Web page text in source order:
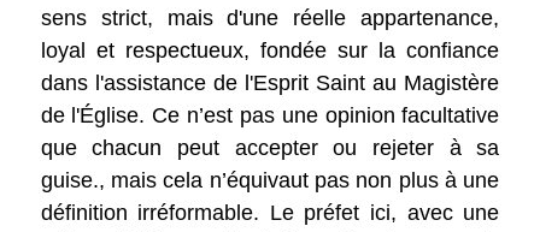
sens strict, mais d'une réelle appartenance,
loyal et respectueux, fondée sur la confiance
dans l'assistance de l'Esprit Saint au Magistère
de l'Église. Ce n’est pas une opinion facultative
que chacun peut accepter ou rejeter à sa
guise., mais cela n’équivaut pas non plus à une
définition irréformable. Le préfet ici, avec une